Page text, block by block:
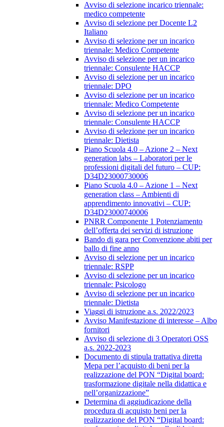
Avviso di selezione incarico triennale:
medico competente
Avviso di selezione per Docente L2
Italiano
Avviso di selezione per un incarico
triennale: Medico Competente
Avviso di selezione per un incarico
triennale: Consulente HACCP
Avviso di selezione per un incarico
triennale: DPO
Avviso di selezione per un incarico
triennale: Medico Competente
Avviso di selezione per un incarico
triennale: Consulente HACCP
Avviso di selezione per un incarico
triennale: Dietista
Piano Scuola 4.0 – Azione 2 – Next
generation labs – Laboratori per le
professioni digitali del futuro – CUP:
D34D23000730006
Piano Scuola 4.0 – Azione 1 – Next
generation class – Ambienti di
apprendimento innovativi – CUP:
D34D23000740006
PNRR Componente 1 Potenziamento
dell’offerta dei servizi di istruzione
Bando di gara per Convenzione abiti per
ballo di fine anno
Avviso di selezione per un incarico
triennale: RSPP
Avviso di selezione per un incarico
triennale: Psicologo
Avviso di selezione per un incarico
triennale: Dietista
Viaggi di istruzione a.s. 2022/2023
Avviso Manifestazione di interesse – Albo
fornitori
Avviso di selezione di 3 Operatori OSS
a.s. 2022-2023
Documento di stipula trattativa diretta
Mepa per l’acquisto di beni per la
realizzazione del PON “Digital board:
trasformazione digitale nella didattica e
nell’organizzazione”
Determina di aggiudicazione della
procedura di acquisto beni per la
realizzazione del PON “Digital board: